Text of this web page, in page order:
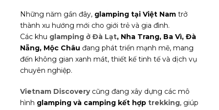
Những năm gần đây, glamping tại Việt Nam trở
thành xu hướng mới cho giới trẻ và gia đình.
Các khu glamping ở Đà Lạt, Nha Trang, Ba Vì, Đà
Nẵng, Mộc Châu đang phát triển mạnh mẽ, mang
đến không gian xanh mát, thiết kế tinh tế và dịch vụ
chuyên nghiệp.
Vietnam Discovery cũng đang xây dựng các mô
hình glamping và camping kết hợp trekking, giúp